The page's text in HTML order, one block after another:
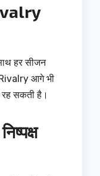
हर सीजन
Rivalry आगे भी
रह सकती है।